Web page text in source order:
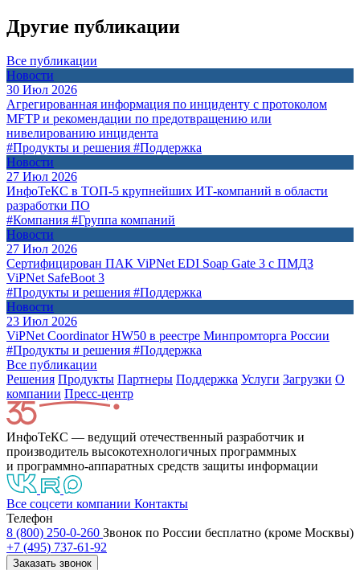
Другие публикации
Все публикации
Новости
30 Июл 2026
Агрегированная информация по инциденту с протоколом
MFTP и рекомендации по предотвращению или
нивелированию инцидента
#Продукты и решения #Поддержка
Новости
27 Июл 2026
ИнфоТеКС в ТОП-5 крупнейших ИТ-компаний в области
разработки ПО
#Компания #Группа компаний
Новости
27 Июл 2026
Сертифицирован ПАК ViPNet EDI Soap Gate 3 с ПМДЗ
ViPNet SafeBoot 3
#Продукты и решения #Поддержка
Новости
23 Июл 2026
ViPNet Coordinator HW50 в реестре Минпромторга России
#Продукты и решения #Поддержка
Все публикации
Решения Продукты Партнeры Поддержка Услуги Загрузки О
компании Пресс-центр
ИнфоТеКС — ведущий отечественный разработчик и
производитель высокотехнологичных программных
и программно-аппаратных средств защиты информации
Все соцсети компании Контакты
Телефон
8 (800) 250-0-260 Звонок по России бесплатно (кроме Москвы)
+7 (495) 737-61-92
Заказать звонок